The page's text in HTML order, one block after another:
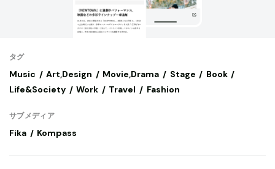
タグ
Music Art,Design Movie,Drama Stage
Book
Life&Society
Work Travel Fashion
サブメディア
Fika Kompass